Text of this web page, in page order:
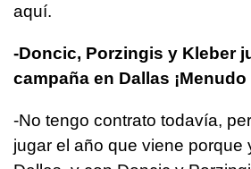
aquí.
-Doncic, Porzingis y Kleber
campaña en Dallas
-No tengo contrato todavía,
jugar el año que viene porque